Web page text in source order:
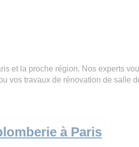
et la proche région. Nos experts
vos travaux de rénovation de salle